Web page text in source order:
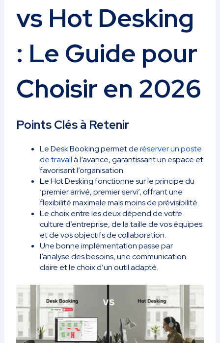
vs Hot Desking
: Le Guide pour
Choisir en 2026
Points Clés à Retenir
Le Desk Booking permet deréserver un poste
de travailà l’avance, garantissant un espace et
favorisant l’organisation.
Le Hot Desking fonctionne sur le principe du
‘premier arrivé, premier servi’, offrant une
flexibilité maximale mais moins de prévisibilité.
Le choix entre les deux dépend de votre
culture d’entreprise, de la taille de vos équipes
et de vos objectifs de collaboration.
Une bonne implémentation passe par
l’analyse des besoins, une communication
claire et le choix d’un outil adapté.